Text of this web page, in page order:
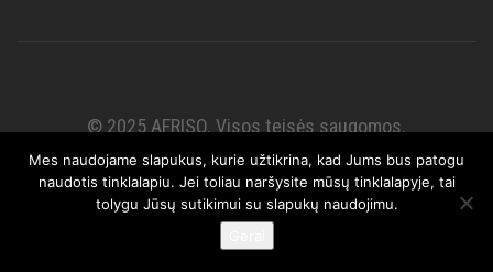
© 2025 AFRISO. Visos teisės saugomos.
Mes naudojame slapukus, kurie užtikrina, kad Jums bus patogu
naudotis tinklalapiu. Jei toliau naršysite mūsų tinklalapyje, tai
tolygu Jūsų sutikimui su slapukų naudojimu.